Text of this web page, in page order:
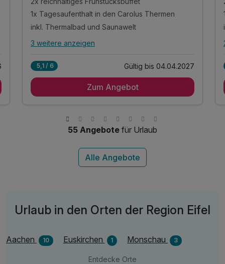
1x Tagesaufenthalt in den Carolus Thermen
inkl. Thermalbad und Saunawelt
Alle Inklusivleistungen
2x reichhaltiges Frühstücksbuffet
inkl. 1 Flasche Wasser auf dem Zimmer
3 weitere anzeigen
5,1 / 6 Gültig bis 04.04.2027
Zum Angebot
55 Angebote für Urlaub
Urlaub in den Orten der Region Eifel
Aachen 10 Euskirchen 1 Monschau 3
Entdecke Orte